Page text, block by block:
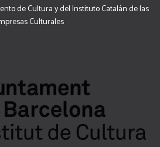
de Cultura y del Instituto Catalán de las
Culturales